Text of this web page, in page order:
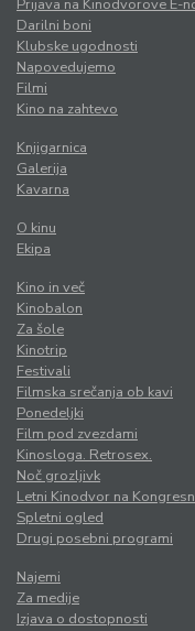
Prijava na Kinodvorove E-
Darilni boni
Klubske ugodnosti
Napovedujemo
Filmi
Kino na zahtevo
Knjigarnica
Galerija
Kavarna
O kinu
Ekipa
Kino in več
Kinobalon
Za šole
Kinotrip
Festivali
Filmska srečanja ob kavi
Ponedeljki
Film pod zvezdami
Kinosloga. Retrosex.
Noč grozljivk
Letni Kinodvor na
Spletni ogled
Drugi posebni programi
Najemi
Za medije
Izjava o dostopnosti